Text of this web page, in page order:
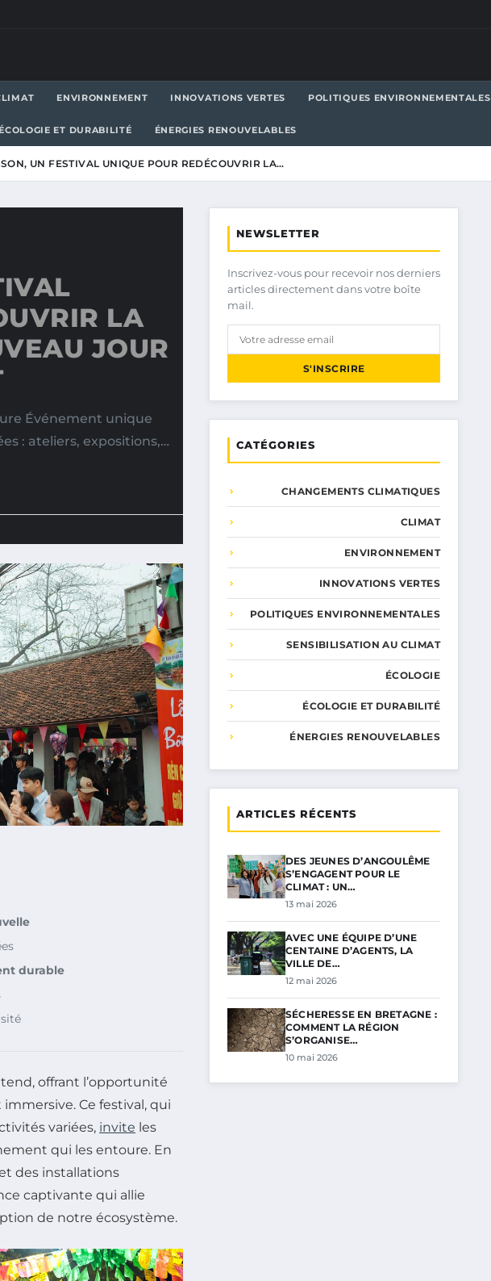
ENVIRONNEMENT INNOVATIONS VERTES POLITIQUES ENVIRONNEMENTALES
ÉCOLOGIE ET DURABILITÉ ÉNERGIES RENOUVELABLES
UN FESTIVAL UNIQUE POUR REDÉCOUVRIR LA…
LA
JOUR
Événement unique
: ateliers, expositions,…
durable
offrant l’opportunité
Ce festival, qui
variées, invite les
qui les entoure. En
des installations
captivante qui allie
de notre écosystème.
NEWSLETTER
Inscrivez-vous pour recevoir nos derniers
articles directement dans votre boîte
mail.
S'INSCRIRE
CATÉGORIES
CHANGEMENTS CLIMATIQUES
CLIMAT
ENVIRONNEMENT
INNOVATIONS VERTES
POLITIQUES ENVIRONNEMENTALES
SENSIBILISATION AU CLIMAT
ÉCOLOGIE
ÉCOLOGIE ET DURABILITÉ
ÉNERGIES RENOUVELABLES
ARTICLES RÉCENTS
DES JEUNES D’ANGOULÊME
S’ENGAGENT POUR LE
CLIMAT : UN…
13 mai 2026
AVEC UNE ÉQUIPE D’UNE
CENTAINE D’AGENTS, LA
VILLE DE…
12 mai 2026
SÉCHERESSE EN BRETAGNE :
COMMENT LA RÉGION
S’ORGANISE…
10 mai 2026